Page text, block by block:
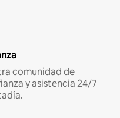
comunidad de
y asistencia 24/7